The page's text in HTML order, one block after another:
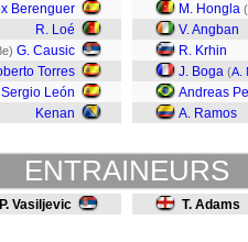
Berenguer
R. Loé
G. Causic
Torres
Sergio León
Kenan
M. Hongla (
V. Angban
R. Krhin
J. Boga (A.
Andreas
A. Ramos
ENTRAINEURS
P. Vasiljevic T. Adams